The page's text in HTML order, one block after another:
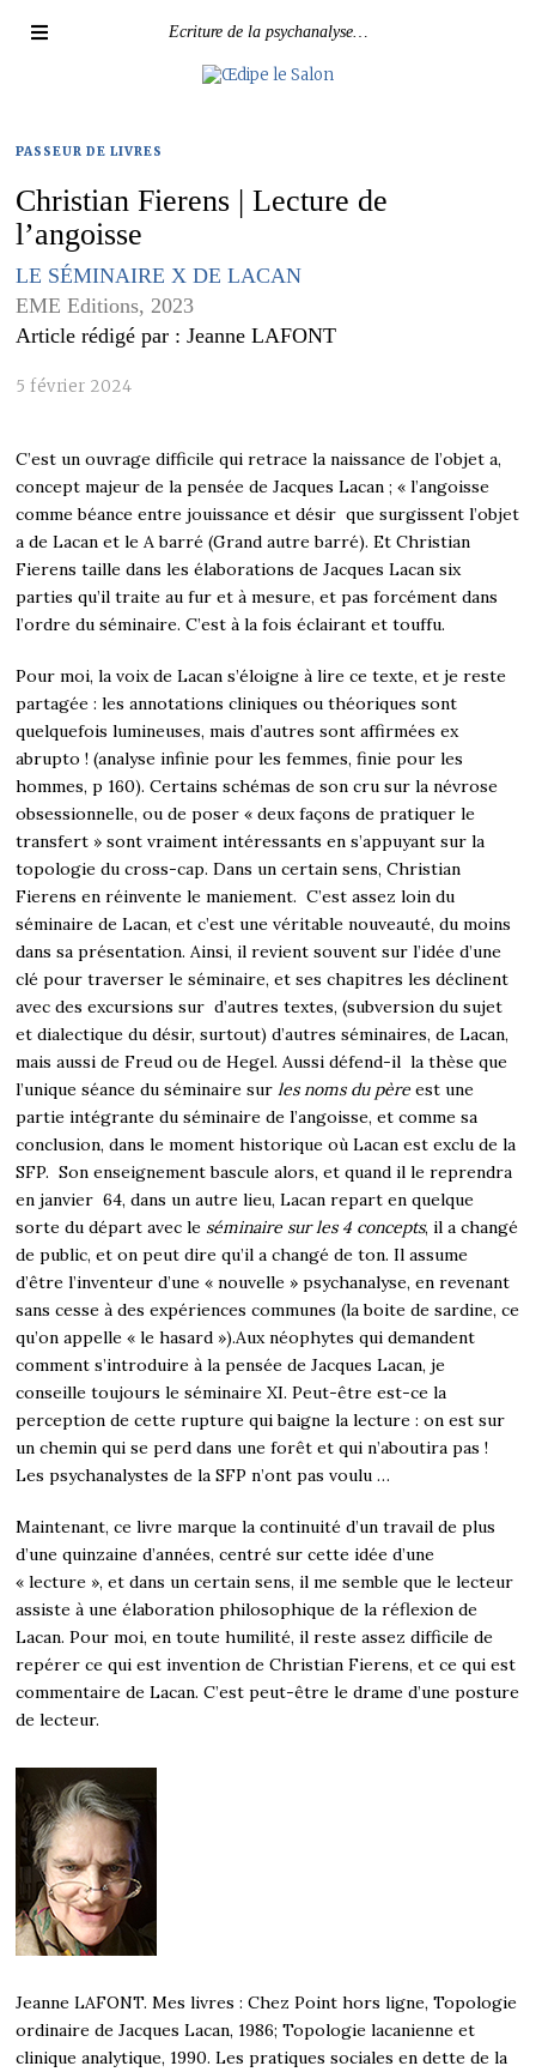
Ecriture de la psychanalyse…
PASSEUR DE LIVRES
Christian Fierens | Lecture de
l’angoisse
LE SÉMINAIRE X DE LACAN
EME Editions, 2023
Article rédigé par : Jeanne LAFONT
5 février 2024
C’est un ouvrage difficile qui retrace la naissance de l’objet a,
concept majeur de la pensée de Jacques Lacan ; « l’angoisse
comme béance entre jouissance et désir que surgissent l’objet
a de Lacan et le A barré (Grand autre barré). Et Christian
Fierens taille dans les élaborations de Jacques Lacan six
parties qu’il traite au fur et à mesure, et pas forcément dans
l’ordre du séminaire. C’est à la fois éclairant et touffu.
Pour moi, la voix de Lacan s’éloigne à lire ce texte, et je reste
partagée : les annotations cliniques ou théoriques sont
quelquefois lumineuses, mais d’autres sont affirmées ex
abrupto ! (analyse infinie pour les femmes, finie pour les
hommes, p 160). Certains schémas de son cru sur la névrose
obsessionnelle, ou de poser « deux façons de pratiquer le
transfert » sont vraiment intéressants en s’appuyant sur la
topologie du cross-cap. Dans un certain sens, Christian
Fierens en réinvente le maniement. C’est assez loin du
séminaire de Lacan, et c’est une véritable nouveauté, du moins
dans sa présentation. Ainsi, il revient souvent sur l’idée d’une
clé pour traverser le séminaire, et ses chapitres les déclinent
avec des excursions sur d’autres textes, (subversion du sujet
et dialectique du désir, surtout) d’autres séminaires, de Lacan,
mais aussi de Freud ou de Hegel. Aussi défend-il la thèse que
l’unique séance du séminaire surles noms du père est une
partie intégrante du séminaire de l’angoisse, et comme sa
conclusion, dans le moment historique où Lacan est exclu de la
SFP. Son enseignement bascule alors, et quand il le reprendra
en janvier 64, dans un autre lieu, Lacan repart en quelque
sorte du départ avec le séminaire sur les 4 concepts, il a changé
de public, et on peut dire qu’il a changé de ton. Il assume
d’être l’inventeur d’une « nouvelle » psychanalyse, en revenant
sans cesse à des expériences communes (la boite de sardine, ce
qu’on appelle « le hasard »).Aux néophytes qui demandent
comment s’introduire à la pensée de Jacques Lacan, je
conseille toujours le séminaire XI. Peut-être est-ce la
perception de cette rupture qui baigne la lecture : on est sur
un chemin qui se perd dans une forêt et qui n’aboutira pas !
Les psychanalystes de la SFP n’ont pas voulu …
Maintenant, ce livre marque la continuité d’un travail de plus
d’une quinzaine d’années, centré sur cette idée d’une
« lecture », et dans un certain sens, il me semble que le lecteur
assiste à une élaboration philosophique de la réflexion de
Lacan. Pour moi, en toute humilité, il reste assez difficile de
repérer ce qui est invention de Christian Fierens, et ce qui est
commentaire de Lacan. C’est peut-être le drame d’une posture
de lecteur.
Jeanne LAFONT. Mes livres : Chez Point hors ligne, Topologie
ordinaire de Jacques Lacan, 1986; Topologie lacanienne et
clinique analytique, 1990. Les pratiques sociales en dette de la